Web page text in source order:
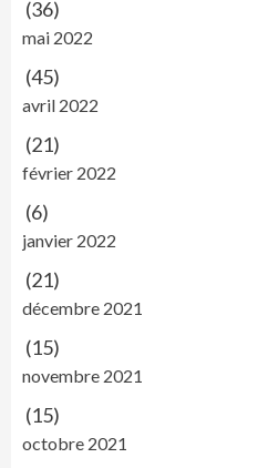
(36)
mai 2022
(45)
avril 2022
(21)
février 2022
(6)
janvier 2022
(21)
décembre 2021
(15)
novembre 2021
(15)
octobre 2021